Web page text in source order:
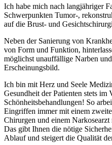
Ich habe mich nach langjähriger
Schwerpunkten Tumor-,
auf die Brust- und
Neben der Sanierung von
von Form und Funktion,
möglichst unauffällige Narben
Erscheinungsbild.
Ich bin mit Herz und Seele
Gesundheit der Patienten stets im
Schönheitsbehandlungen! So
Eingriffen immer mit einem
Chirurgen und einem Narkosearzt
Das gibt Ihnen die nötige
Ablauf und steigert die Qualität